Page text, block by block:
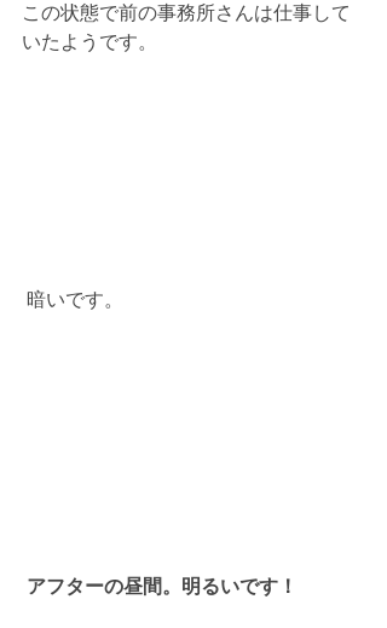
この状態で前の事務所さんは仕事して
いたようです。
暗いです。
アフターの昼間。明るいです！